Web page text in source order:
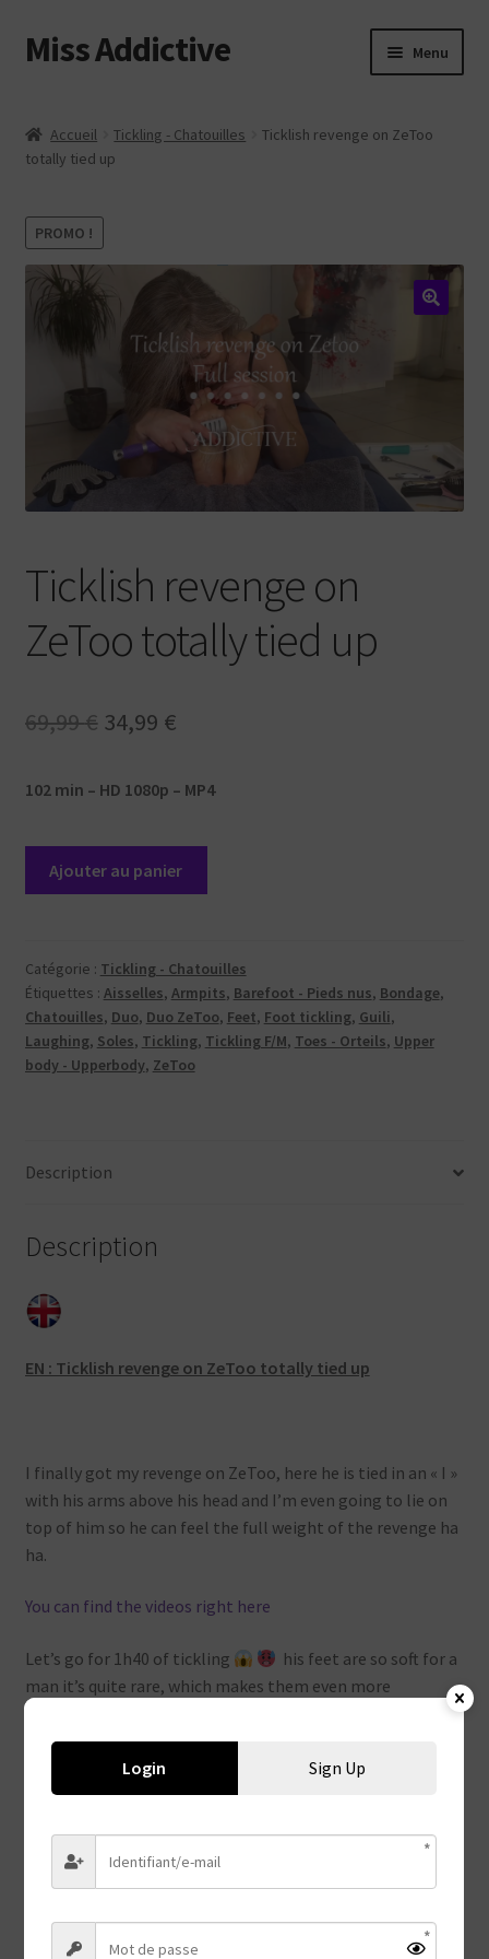
Aller
à
Aller
au
Miss Addictive Menu
Tickling
Photos
Custom
Accueil Tickling - Chatouilles
Ticklish revenge on ZeToo
totally tied up
PROMO !
Ticklish revenge on
ZeToo totally tied up
69,99€ Le
initial
était :
69,99 €.
34,99 €Le
actuel
est :
34,99 €.
102 min – HD 1080p – MP4
on
ZeToo
totally
tied
up
Ajouter au panier
Catégorie : Tickling - Chatouilles
Étiquettes : Aisselles, Armpits, Barefoot - Pieds nus, Bondage,
Chatouilles, Duo, Duo ZeToo, Feet, Foot tickling, Guili,
Laughing, Soles, Tickling, Tickling F/M, Toes - Orteils, Upper
body - Upperbody, ZeToo
Description
Description
EN : Ticklish revenge on ZeToo totally tied up
I finally got my revenge on ZeToo, here he is tied in an « I »
with his arms above his head and I’m even going to lie on
top of him so he can feel the full weight of the revenge ha
ha.
You can find the videos right here
Let’s go for 1h40 of tickling
his feet are so soft for a
man it’s quite rare, which makes them even more
sensitive, it’s really bad luck isn’t it ?
His armpits, belly and navel are also very receptive
feathers, forks, nails, skewers, toothbrush, hairbrush,
wartenberg wheels, electricity, paintbrushes, and of
didn’t hesitate to drive me crazy with it, today it’s his turn
to be subjected to it !!!
Login Sign Up